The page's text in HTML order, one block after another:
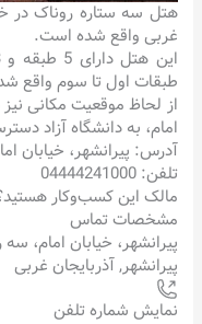
هتل سه ستاره روناک در
غربی واقع شده است.
طبقات اول تا سوم واقع
از لحاظ موقعیت مکانی
امام، به دانشگاه آزاد
آدرس: پیرانشهر، خیابان
تلفن: 04444241000
مالک این کسب‌وکار
مشخصات تماس
پیرانشهر، خیابان امام، سه
پیرانشهر,آذربایجان غربی
نمایش شماره تلفن